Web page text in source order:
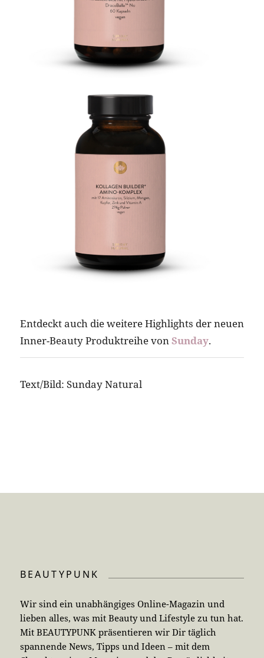
Entdeckt auch die weitere Highlights der neuen
Inner-Beauty Produktreihe von Sunday.
Text/Bild: Sunday Natural
BEAUTYPUNK
Wir sind ein unabhängiges Online-Magazin und
lieben alles, was mit Beauty und Lifestyle zu tun hat.
Mit BEAUTYPUNK präsentieren wir Dir täglich
spannende News, Tipps und Ideen – mit dem